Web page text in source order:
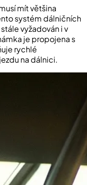
mít většina
systém dálničních
vyžadován i v
je propojena s
rychlé
na dálnici.